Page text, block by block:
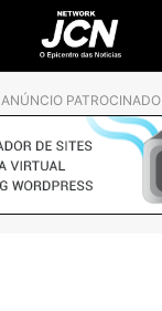
ANÚNCIO PATROCINADO